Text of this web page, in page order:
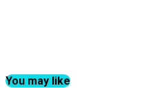
You may like